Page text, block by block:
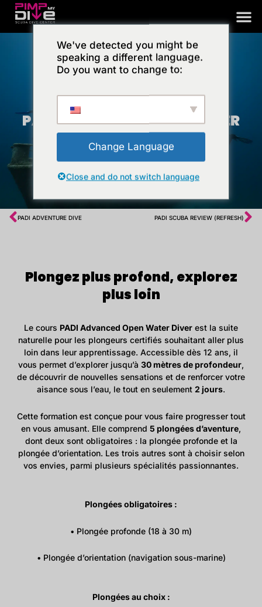
Aller
PADI ADVANCED OPEN WATER
Précédent
PADI ADVENTURE DIVE PADI SCUBA REVIEW (REFRESH)
Plongez plus profond, explorez
plus loin
Le cours PADI Advanced Open Water Diver est la suite
naturelle pour les plongeurs certifiés souhaitant aller plus
loin dans leur apprentissage. Accessible dès 12 ans, il
vous permet d’explorer jusqu’à 30 mètres de profondeur,
de découvrir de nouvelles sensations et de renforcer votre
aisance sous l’eau, le tout en seulement 2 jours.
Cette formation est conçue pour vous faire progresser tout
en vous amusant. Elle comprend 5 plongées d’aventure,
dont deux sont obligatoires : la plongée profonde et la
plongée d’orientation. Les trois autres sont à choisir selon
vos envies, parmi plusieurs spécialités passionnantes.
Plongées obligatoires :
• Plongée profonde (18 à 30 m)
• Plongée d’orientation (navigation sous-marine)
Plongées au choix :
We've detected you might be
speaking a different language.
Do you want to change to:
Change Language
Close and do not switch language